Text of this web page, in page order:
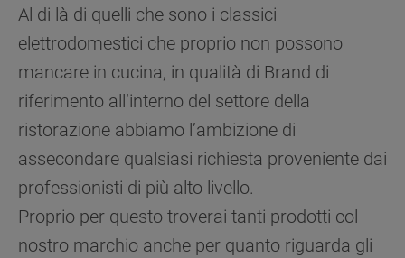
Al di là di quelli che sono i classici
elettrodomestici che proprio non possono
mancare in cucina, in qualità di Brand di
riferimento all’interno del settore della
ristorazione abbiamo l’ambizione di
assecondare qualsiasi richiesta proveniente dai
professionisti di più alto livello.
Proprio per questo troverai tanti prodotti col
nostro marchio anche per quanto riguarda gli